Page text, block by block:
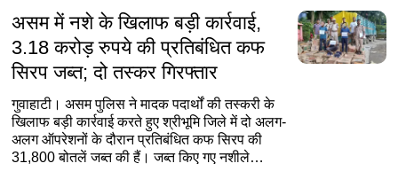
असम में नशे के खिलाफ बड़ी कार्रवाई,
3.18 करोड़ रुपये की प्रतिबंधित कफ
सिरप जब्त; दो तस्कर गिरफ्तार
गुवाहाटी। असम पुलिस ने मादक पदार्थों की तस्करी के
खिलाफ बड़ी कार्रवाई करते हुए श्रीभूमि जिले में दो अलग-
अलग ऑपरेशनों के दौरान प्रतिबंधित कफ सिरप की
31,800 बोतलें जब्त की हैं। जब्त किए गए नशीले